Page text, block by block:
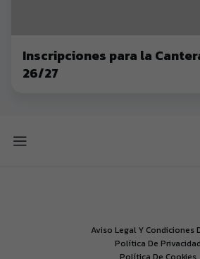
Inscripciones para la
26/27
Aviso Legal Y Condiciones
Política De Privacidad